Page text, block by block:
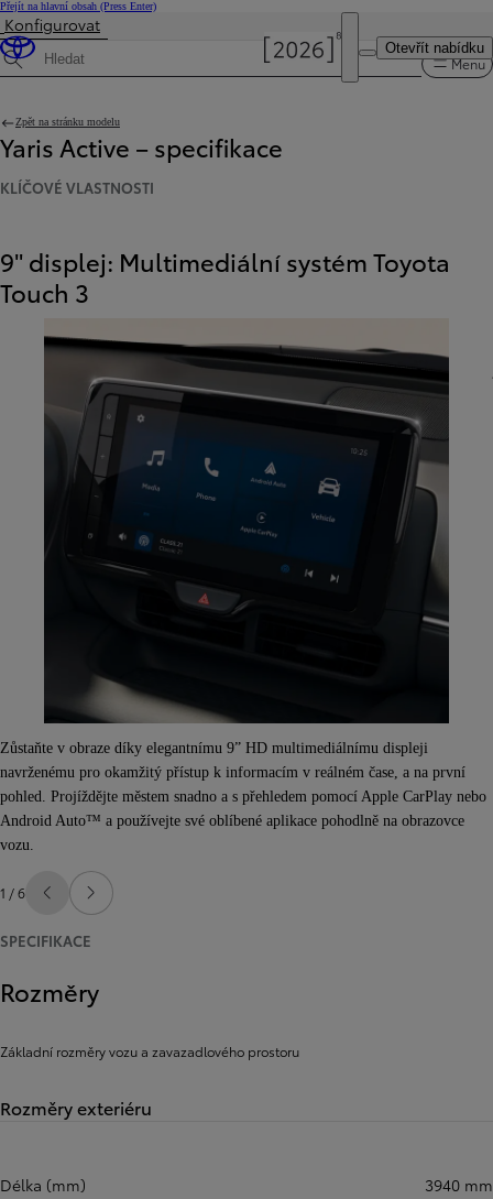
Přejít na hlavní obsah (Press Enter)
Otevřít nabídku
Konfigurovat
Hledat specifikace Menu
Zpět na stránku modelu
Yaris Active – specifikace
KLÍČOVÉ VLASTNOSTI
9" displej: Multimediální systém Toyota
Touch 3
Zůstaňte v obraze díky elegantnímu 9” HD multimediálnímu displeji
navrženému pro okamžitý přístup k informacím v reálném čase, a na první
pohled. Projíždějte městem snadno a s přehledem pomocí Apple CarPlay nebo
Android Auto™ a používejte své oblíbené aplikace pohodlně na obrazovce
vozu.
1 / 6 Předchozí
Další
SPECIFIKACE
Rozměry
Základní rozměry vozu a zavazadlového prostoru
Rozměry exteriéru
Délka (mm) 3940 mm